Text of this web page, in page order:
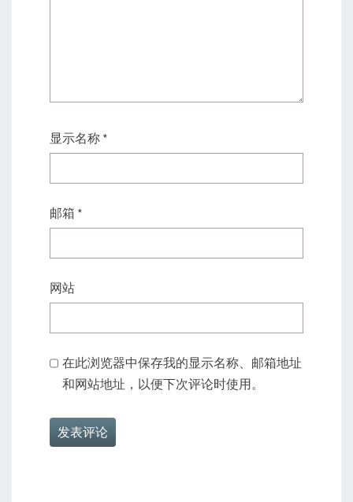
显示名称 *
邮箱 *
网站
在此浏览器中保存我的显示名称、邮箱地址
和网站地址，以便下次评论时使用。